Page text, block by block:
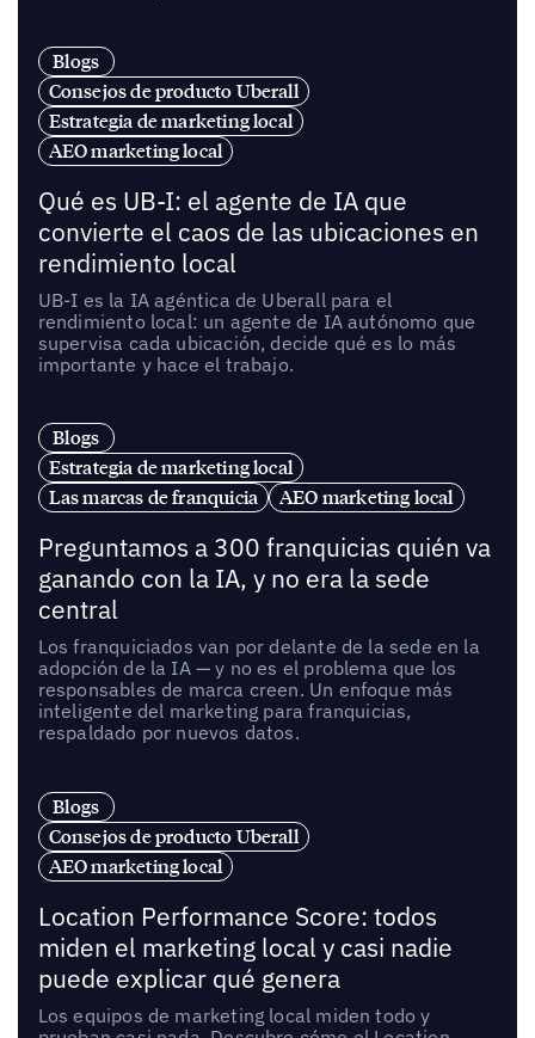
Blogs
Consejos de producto Uberall
Estrategia de marketing local
AEO marketing local
Qué es UB-I: el agente de IA que
convierte el caos de las ubicaciones en
rendimiento local
UB-I es la IA agéntica de Uberall para el
rendimiento local: un agente de IA autónomo que
supervisa cada ubicación, decide qué es lo más
importante y hace el trabajo.
Blogs
Estrategia de marketing local
Las marcas de franquicia
AEO marketing local
Preguntamos a 300 franquicias quién va
ganando con la IA, y no era la sede
central
Los franquiciados van por delante de la sede en la
adopción de la IA — y no es el problema que los
responsables de marca creen. Un enfoque más
inteligente del marketing para franquicias,
respaldado por nuevos datos.
Blogs
Consejos de producto Uberall
AEO marketing local
Location Performance Score: todos
miden el marketing local y casi nadie
puede explicar qué genera
Los equipos de marketing local miden todo y